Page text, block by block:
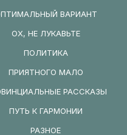
ВАРИАНТ
ОХ, НЕ ЛУКАВЬТЕ
ПОЛИТИКА
ПРИЯТНОГО МАЛО
РАССКАЗЫ
ПУТЬ К ГАРМОНИИ
РАЗНОЕ